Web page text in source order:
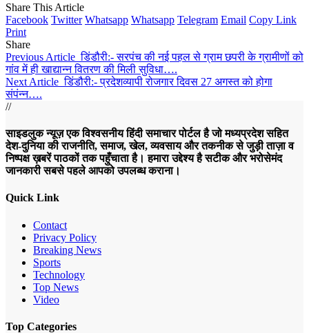
Share This Article
Facebook Twitter Whatsapp Whatsapp Telegram Email Copy Link
Print
Share
Previous Article डिंडौरी:- सरपंच की नई पहल से ग्राम छपरी के ग्रामीणों को
गांव में ही खाद्यान्न वितरण की मिली सुविधा….
Next Article डिंडौरी:- प्रदेशव्यापी रोजगार दिवस 27 अगस्त को होगा
संपंन्न….
//
साइडलुक न्यूज़ एक विश्वसनीय हिंदी समाचार पोर्टल है जो मध्यप्रदेश सहित
देश-दुनिया की राजनीति, समाज, खेल, व्यवसाय और तकनीक से जुड़ी ताज़ा व
निष्पक्ष ख़बरें पाठकों तक पहुँचाता है। हमारा उद्देश्य है सटीक और भरोसेमंद
जानकारी सबसे पहले आपको उपलब्ध कराना।
Quick Link
Contact
Privacy Policy
Breaking News
Sports
Technology
Top News
Video
Top Categories